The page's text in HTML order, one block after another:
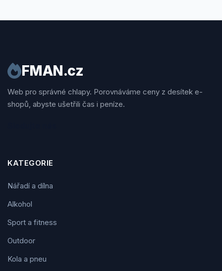
FMAN.cz
Web pro správné chlapy. Porovnáváme ceny z desítek e-
shopů, abyste ušetřili čas i peníze.
KATEGORIE
Nářadí a dílna
Alkohol
Sport a fitness
Outdoor
Kola a pneu